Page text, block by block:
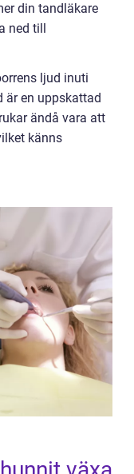
din tandläkare
ned till
ljud inuti
är en uppskattad
ändå vara att
känns